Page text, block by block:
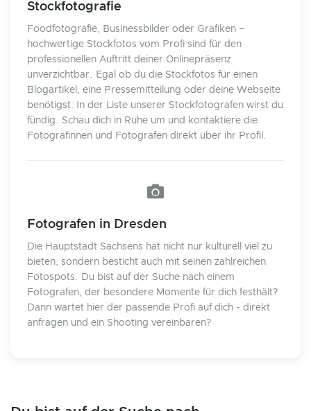
Stockfotografie
Foodfotografie, Businessbilder oder Grafiken –
hochwertige Stockfotos vom Profi sind für den
professionellen Auftritt deiner Onlinepräsenz
unverzichtbar. Egal ob du die Stockfotos für einen
Blogartikel, eine Pressemitteilung oder deine Webseite
benötigst: In der Liste unserer Stockfotografen wirst du
fündig. Schau dich in Ruhe um und kontaktiere die
Fotografinnen und Fotografen direkt über ihr Profil.
Fotografen in Dresden
Die Hauptstadt Sachsens hat nicht nur kulturell viel zu
bieten, sondern besticht auch mit seinen zahlreichen
Fotospots. Du bist auf der Suche nach einem
Fotografen, der besondere Momente für dich festhält?
Dann wartet hier der passende Profi auf dich - direkt
anfragen und ein Shooting vereinbaren?